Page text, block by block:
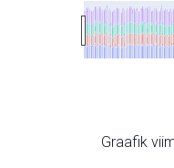
Graafik